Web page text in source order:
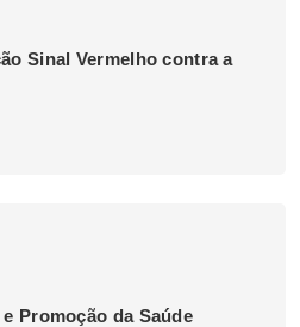
Sinal Vermelho contra a
Promoção da Saúde